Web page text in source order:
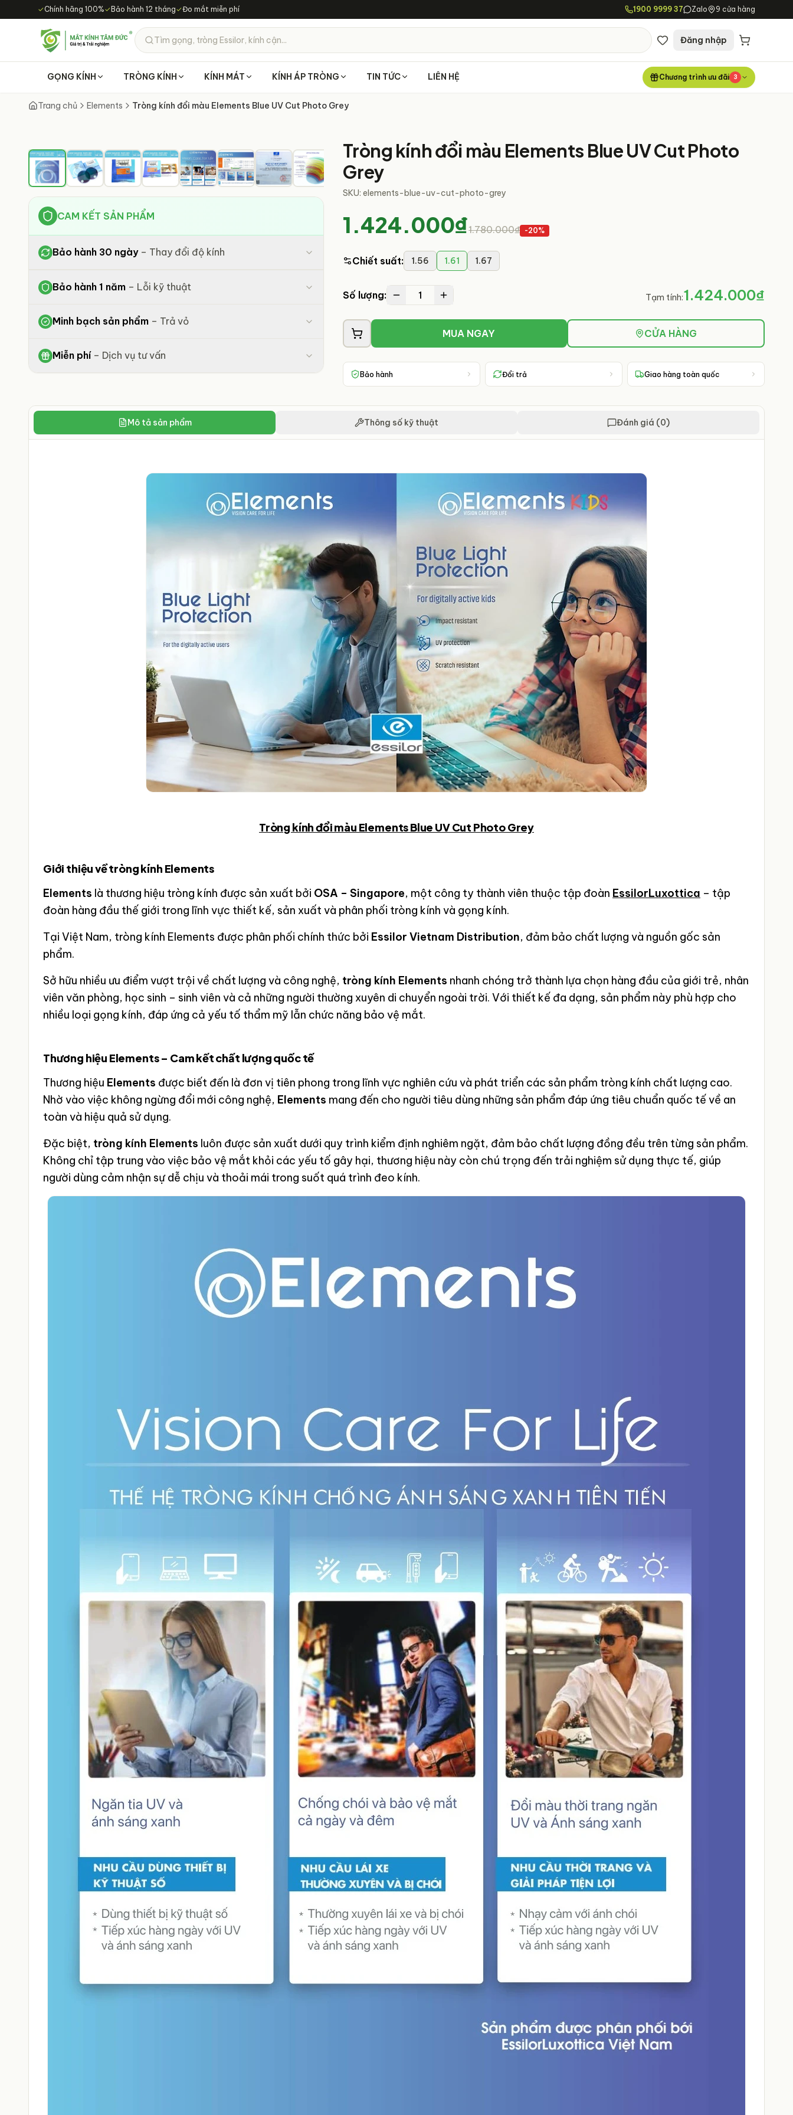
Chuyển đến nội dung chính
✓Chính hãng 100%✓ Bảo hành 12 tháng✓Đo mắt miễn phí 1900 9999 37 Zalo 9 cửa hàng
Tìm gọng, tròng Essilor, kính cận... Đăng nhập
GỌNG KÍNH TRÒNG KÍNH KÍNH MÁT KÍNH ÁP TRÒNG TIN TỨC LIÊN HỆ Chương trình ưu đãi 3
Trang chủ Elements Tròng kính đổi màu Elements Blue UV Cut Photo Grey
CAM KẾT SẢN PHẨM
Bảo hành 30 ngày– Thay đổi độ kính
Bảo hành 1 năm – Lỗi kỹ thuật
Minh bạch sản phẩm – Trả vỏ
Miễn phí– Dịch vụ tư vấn
Tròng kính đổi màu Elements Blue UV Cut Photo
Grey
SKU:elements-blue-uv-cut-photo-grey
1.424.000₫1.780.000₫ -20%
Chiết suất: 1.56 1.61 1.67
Số lượng: 1 Tạm tính:1.424.000₫
MUA NGAY CỬA HÀNG
Bảo hành Đổi trả Giao hàng toàn quốc
Mô tả sản phẩm Thông số kỹ thuật Đánh giá (0)
Tròng kính đổi màu Elements Blue UV Cut Photo Grey
Giới thiệu về tròng kính Elements
Elements là thương hiệu tròng kính được sản xuất bởi OSA – Singapore, một công ty thành viên thuộc tập đoàn EssilorLuxottica – tập
đoàn hàng đầu thế giới trong lĩnh vực thiết kế, sản xuất và phân phối tròng kính và gọng kính.
Tại Việt Nam, tròng kính Elements được phân phối chính thức bởi Essilor Vietnam Distribution, đảm bảo chất lượng và nguồn gốc sản
phẩm.
Sở hữu nhiều ưu điểm vượt trội về chất lượng và công nghệ, tròng kính Elements nhanh chóng trở thành lựa chọn hàng đầu của giới trẻ, nhân
viên văn phòng, học sinh – sinh viên và cả những người thường xuyên di chuyển ngoài trời. Với thiết kế đa dạng, sản phẩm này phù hợp cho
nhiều loại gọng kính, đáp ứng cả yếu tố thẩm mỹ lẫn chức năng bảo vệ mắt.
Thương hiệu Elements – Cam kết chất lượng quốc tế
Thương hiệu Elements được biết đến là đơn vị tiên phong trong lĩnh vực nghiên cứu và phát triển các sản phẩm tròng kính chất lượng cao.
Nhờ vào việc không ngừng đổi mới công nghệ, Elements mang đến cho người tiêu dùng những sản phẩm đáp ứng tiêu chuẩn quốc tế về an
toàn và hiệu quả sử dụng.
Đặc biệt, tròng kính Elements luôn được sản xuất dưới quy trình kiểm định nghiêm ngặt, đảm bảo chất lượng đồng đều trên từng sản phẩm.
Không chỉ tập trung vào việc bảo vệ mắt khỏi các yếu tố gây hại, thương hiệu này còn chú trọng đến trải nghiệm sử dụng thực tế, giúp
người dùng cảm nhận sự dễ chịu và thoải mái trong suốt quá trình đeo kính.